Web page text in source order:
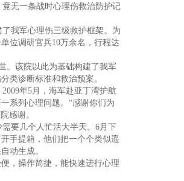
无一条战时心理伤救治防护记
我军心理伤三级救护框架。为
位调研官兵10万余名，行程达
。该院以此为基础构建了我军
类诊断标准和救治预案。
年5月，海军赴亚丁湾护航
系列心理问题。“感谢你们为
感谢。
要几个人忙活大半天。6月下
手提箱，他们把一个个类似遥
动生成。
，操作简捷，能快速进行心理